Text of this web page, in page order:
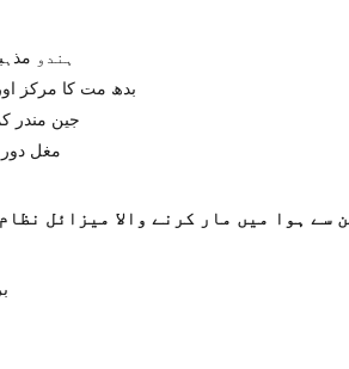
ہندو
بدھ مت کا مرکز
جین مندر
مغل دور
ہوا میں مار کرنے والا میزائل